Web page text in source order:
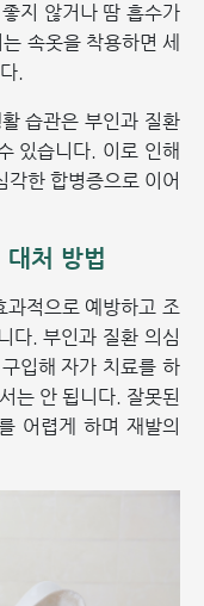
지 않거나 땀 흡수가
속옷을 착용하면 세
.
습관은 부인과 질환
있습니다. 이로 인해
한 합병증으로 이어
처 방법
과적으로 예방하고 조
다. 부인과 질환 의심
입해 자가 치료를 하
는 안 됩니다. 잘못된
어렵게 하며 재발의